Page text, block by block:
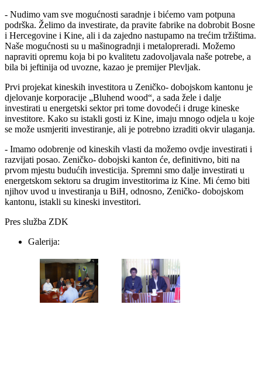
- Nudimo vam sve mogućnosti saradnje i bićemo vam potpuna
podrška. Želimo da investirate, da pravite fabrike na dobrobit Bosne
i Hercegovine i Kine, ali i da zajedno nastupamo na trećim tržištima.
Naše mogućnosti su u mašinogradnji i metalopreradi. Možemo
napraviti opremu koja bi po kvalitetu zadovoljavala naše potrebe, a
bila bi jeftinija od uvozne, kazao je premijer Plevljak.
Prvi projekat kineskih investitora u Zeničko- dobojskom kantonu je
djelovanje korporacije „Bluhend wood“, a sada žele i dalje
investirati u energetski sektor pri tome dovodeći i druge kineske
investitore. Kako su istakli gosti iz Kine, imaju mnogo odjela u koje
se može usmjeriti investiranje, ali je potrebno izraditi okvir ulaganja.
- Imamo odobrenje od kineskih vlasti da možemo ovdje investirati i
razvijati posao. Zeničko- dobojski kanton će, definitivno, biti na
prvom mjestu budućih investicija. Spremni smo dalje investirati u
energetskom sektoru sa drugim investitorima iz Kine. Mi ćemo biti
njihov uvod u investiranja u BiH, odnosno, Zeničko- dobojskom
kantonu, istakli su kineski investitori.
Pres služba ZDK
Galerija: